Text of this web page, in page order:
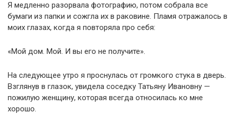
Я медленно разорвала фотографию, потом собрала все
бумаги из папки и сожгла их в раковине. Пламя отражалось в
моих глазах, когда я повторяла про себя:
«Мой дом. Мой. И вы его не получите».
На следующее утро я проснулась от громкого стука в дверь.
Взглянув в глазок, увидела соседку Татьяну Ивановну —
пожилую женщину, которая всегда относилась ко мне
хорошо.